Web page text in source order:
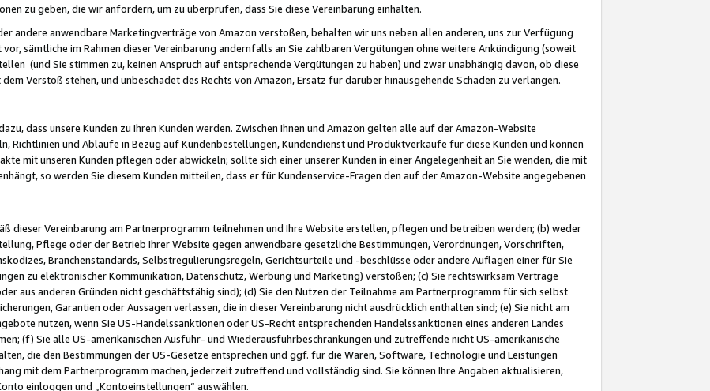
zu geben, die wir anfordern, um zu überprüfen, dass Sie diese Vereinbarung einhalten.
andere anwendbare Marketingverträge von Amazon verstoßen, behalten wir uns neben allen anderen, uns zur Verfügung
sämtliche im Rahmen dieser Vereinbarung andernfalls an Sie zahlbaren Vergütungen ohne weitere Ankündigung (soweit
(und Sie stimmen zu, keinen Anspruch auf entsprechende Vergütungen zu haben) und zwar unabhängig davon, ob diese
Verstoß stehen, und unbeschadet des Rechts von Amazon, Ersatz für darüber hinausgehende Schäden zu verlangen.
dass unsere Kunden zu Ihren Kunden werden. Zwischen Ihnen und Amazon gelten alle auf der Amazon-Website
Richtlinien und Abläufe in Bezug auf Kundenbestellungen, Kundendienst und Produktverkäufe für diese Kunden und können
mit unseren Kunden pflegen oder abwickeln; sollte sich einer unserer Kunden in einer Angelegenheit an Sie wenden, die mit
so werden Sie diesem Kunden mitteilen, dass er für Kundenservice-Fragen den auf der Amazon-Website angegebenen
dieser Vereinbarung am Partnerprogramm teilnehmen und Ihre Website erstellen, pflegen und betreiben werden; (b) weder
Pflege oder der Betrieb Ihrer Website gegen anwendbare gesetzliche Bestimmungen, Verordnungen, Vorschriften,
Branchenstandards, Selbstregulierungsregeln, Gerichtsurteile und -beschlüsse oder andere Auflagen einer für Sie
zu elektronischer Kommunikation, Datenschutz, Werbung und Marketing) verstoßen; (c) Sie rechtswirksam Verträge
aus anderen Gründen nicht geschäftsfähig sind); (d) Sie den Nutzen der Teilnahme am Partnerprogramm für sich selbst
Garantien oder Aussagen verlassen, die in dieser Vereinbarung nicht ausdrücklich enthalten sind; (e) Sie nicht am
nutzen, wenn Sie US-Handelssanktionen oder US-Recht entsprechenden Handelssanktionen eines anderen Landes
(f) Sie alle US-amerikanischen Ausfuhr- und Wiederausfuhrbeschränkungen und zutreffende nicht US-amerikanische
die den Bestimmungen der US-Gesetze entsprechen und ggf. für die Waren, Software, Technologie und Leistungen
mit dem Partnerprogramm machen, jederzeit zutreffend und vollständig sind. Sie können Ihre Angaben aktualisieren,
einloggen und „Kontoeinstellungen“ auswählen.